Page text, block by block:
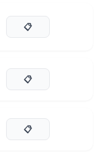
📋
📋
📋